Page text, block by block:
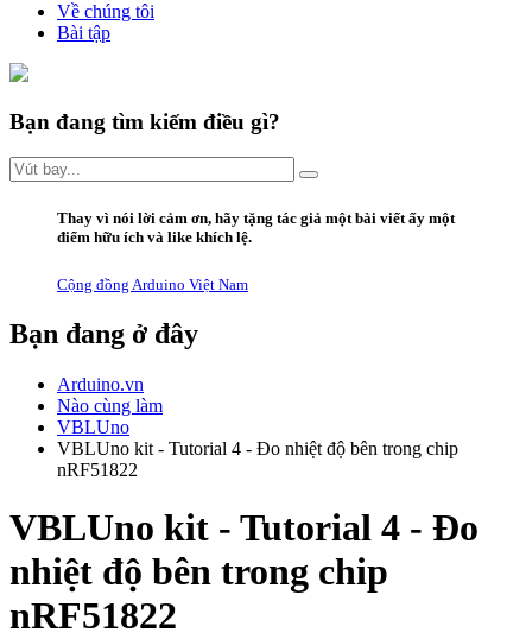
Về chúng tôi
Bài tập
Bạn đang tìm kiếm điều gì?
Thay vì nói lời cảm ơn, hãy tặng tác giả một bài viết ấy một
điểm hữu ích và like khích lệ.
Cộng đồng Arduino Việt Nam
Bạn đang ở đây
Arduino.vn
Nào cùng làm
VBLUno
VBLUno kit - Tutorial 4 - Đo nhiệt độ bên trong chip
nRF51822
VBLUno kit - Tutorial 4 - Đo
nhiệt độ bên trong chip
nRF51822